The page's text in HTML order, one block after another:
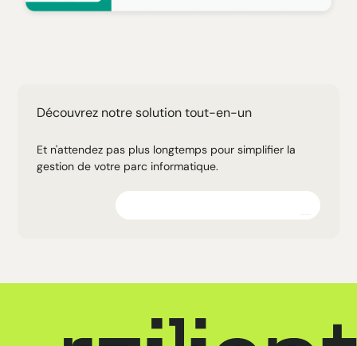
Découvrez notre solution tout-en-un
Et n'attendez pas plus longtemps pour simplifier la
gestion de votre parc informatique.